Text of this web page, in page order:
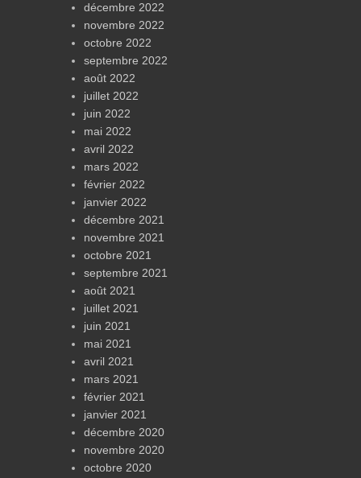
décembre 2022
novembre 2022
octobre 2022
septembre 2022
août 2022
juillet 2022
juin 2022
mai 2022
avril 2022
mars 2022
février 2022
janvier 2022
décembre 2021
novembre 2021
octobre 2021
septembre 2021
août 2021
juillet 2021
juin 2021
mai 2021
avril 2021
mars 2021
février 2021
janvier 2021
décembre 2020
novembre 2020
octobre 2020